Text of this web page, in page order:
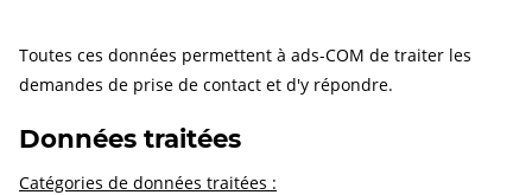
Toutes ces données permettent à ads-COM de traiter les
demandes de prise de contact et d'y répondre.
Données traitées
Catégories de données traitées :